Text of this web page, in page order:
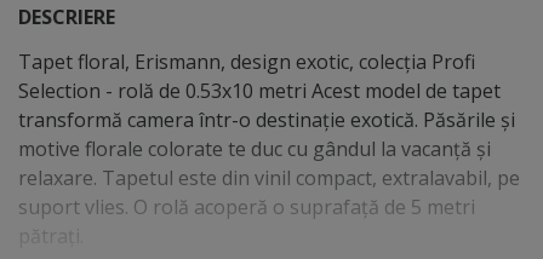
DESCRIERE
Tapet floral, Erismann, design exotic, colecţia Profi
Selection - rolă de 0.53x10 metri Acest model de tapet
transformă camera într-o destinaţie exotică. Păsările şi
motive florale colorate te duc cu gândul la vacanţă şi
relaxare. Tapetul este din vinil compact, extralavabil, pe
suport vlies. O rolă acoperă o suprafaţă de 5 metri
pătraţi.